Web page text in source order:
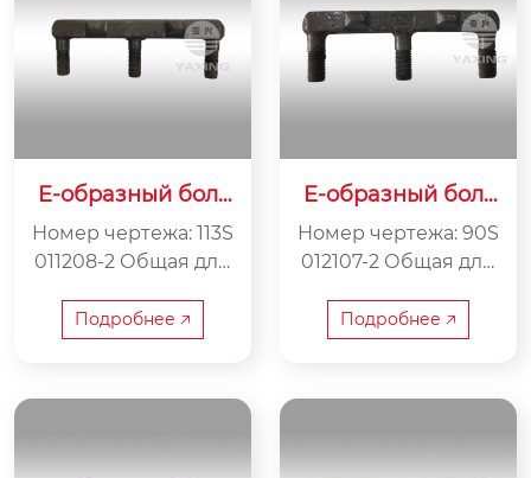
ранспортировки ма
териала.
E-образный болт
113S011208-2
Номер чертежа: 113S
011208-2 Общая дли
ие между центрам
и: 137,5 мм Вес: 3 кг
Подробнее 🡥
E-образный болт
Номер чертежа: 90S
012107-2 Общая дли
ие между центрам
и: 120 мм Вес: 2,4 кг
Подробнее 🡥